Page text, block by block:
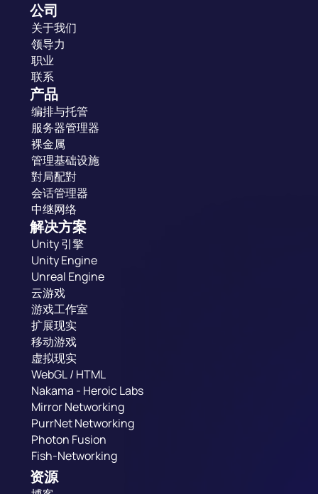
公司
关于我们
领导力
职业
联系
产品
编排与托管
服务器管理器
裸金属
管理基础设施
對局配對
会话管理器
中继网络
解决方案
Unity 引擎
Unity Engine
Unreal Engine
云游戏
游戏工作室
扩展现实
移动游戏
虚拟现实
WebGL / HTML
Nakama - Heroic Labs
Mirror Networking
PurrNet Networking
Photon Fusion
Fish-Networking
资源